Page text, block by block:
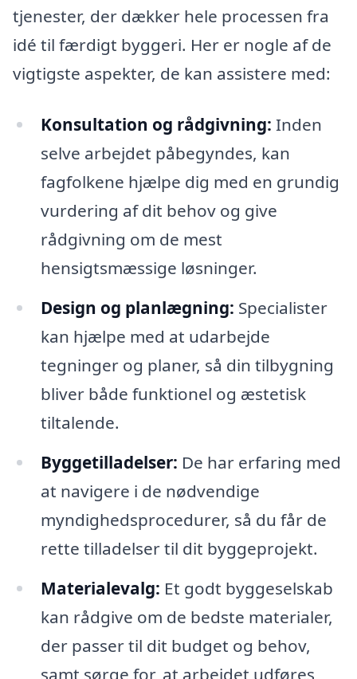
tjenester, der dækker hele processen fra
idé til færdigt byggeri. Her er nogle af de
vigtigste aspekter, de kan assistere med:
Konsultation og rådgivning: Inden
selve arbejdet påbegyndes, kan
fagfolkene hjælpe dig med en grundig
vurdering af dit behov og give
rådgivning om de mest
hensigtsmæssige løsninger.
Design og planlægning: Specialister
kan hjælpe med at udarbejde
tegninger og planer, så din tilbygning
bliver både funktionel og æstetisk
tiltalende.
Byggetilladelser: De har erfaring med
at navigere i de nødvendige
myndighedsprocedurer, så du får de
rette tilladelser til dit byggeprojekt.
Materialevalg: Et godt byggeselskab
kan rådgive om de bedste materialer,
der passer til dit budget og behov,
samt sørge for, at arbejdet udføres